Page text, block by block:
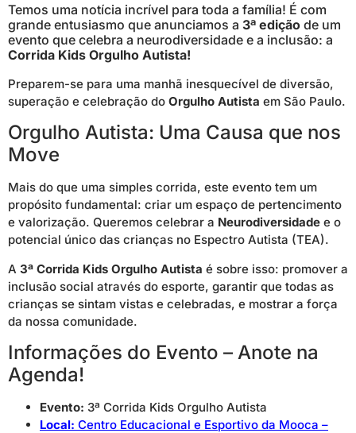
Temos uma notícia incrível para toda a família! É com
grande entusiasmo que anunciamos a 3ª edição de um
evento que celebra a neurodiversidade e a inclusão: a
Corrida Kids Orgulho Autista!
Preparem-se para uma manhã inesquecível de diversão,
superação e celebração do Orgulho Autista em São Paulo.
Orgulho Autista: Uma Causa que nos
Move
Mais do que uma simples corrida, este evento tem um
propósito fundamental: criar um espaço de pertencimento
e valorização. Queremos celebrar a Neurodiversidade e o
potencial único das crianças no Espectro Autista (TEA).
A 3ª Corrida Kids Orgulho Autista é sobre isso: promover a
inclusão social através do esporte, garantir que todas as
crianças se sintam vistas e celebradas, e mostrar a força
da nossa comunidade.
Informações do Evento – Anote na
Agenda!
Evento: 3ª Corrida Kids Orgulho Autista
Local: Centro Educacional e Esportivo da Mooca –